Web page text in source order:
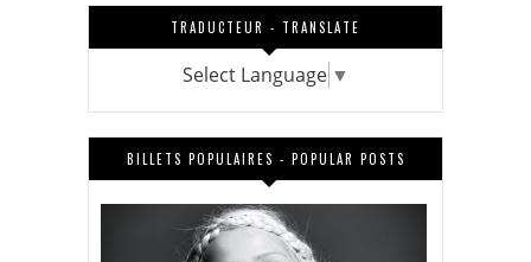
TRADUCTEUR - TRANSLATE
Select Language ▼
BILLETS POPULAIRES - POPULAR POSTS